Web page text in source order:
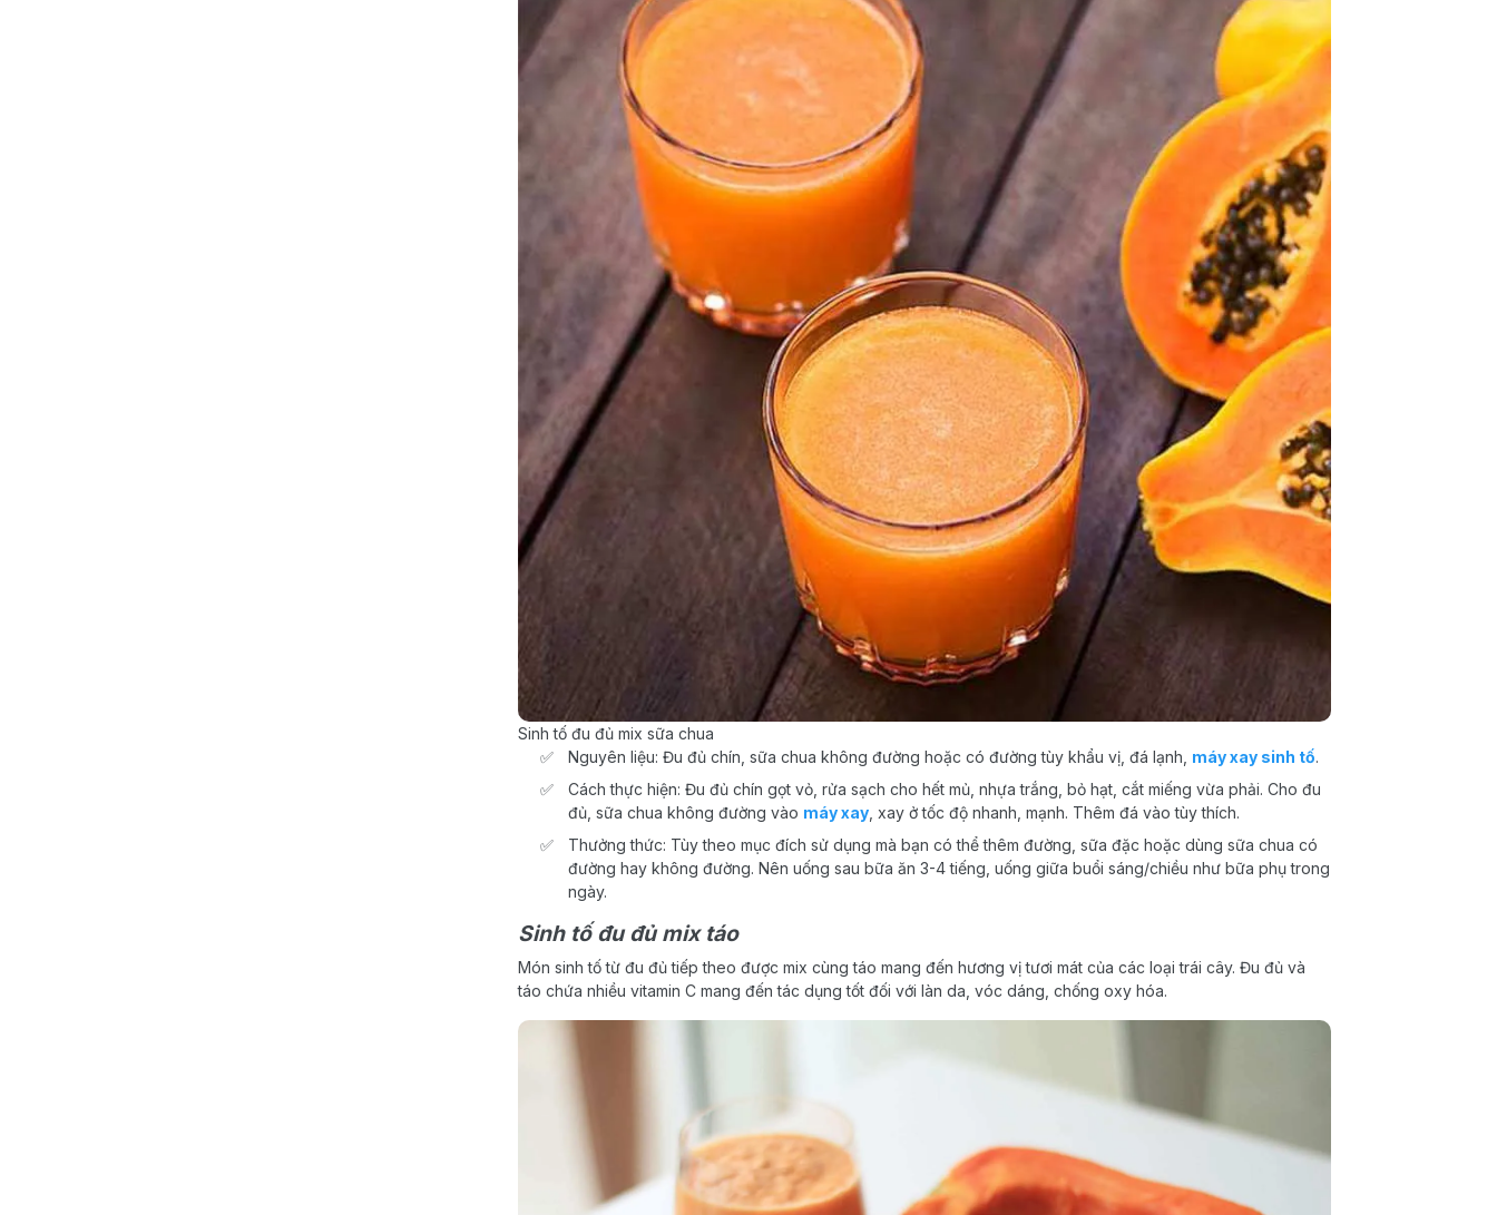
Sinh tố đu đủ mix sữa chua
Nguyên liệu: Đu đủ chín, sữa chua không đường hoặc có đường tùy khẩu vị, đá lạnh, máy xay sinh tố.
Cách thực hiện: Đu đủ chín gọt vỏ, rửa sạch cho hết mủ, nhựa trắng, bỏ hạt, cắt miếng vừa phải. Cho đu
đủ, sữa chua không đường vào máy xay , xay ở tốc độ nhanh, mạnh. Thêm đá vào tùy thích.
Thưởng thức: Tùy theo mục đích sử dụng mà bạn có thể thêm đường, sữa đặc hoặc dùng sữa chua có
đường hay không đường. Nên uống sau bữa ăn 3-4 tiếng, uống giữa buổi sáng/chiều như bữa phụ trong
ngày.
Sinh tố đu đủ mix táo
Món sinh tố từ đu đủ tiếp theo được mix cùng táo mang đến hương vị tươi mát của các loại trái cây. Đu đủ và
táo chứa nhiều vitamin C mang đến tác dụng tốt đối với làn da, vóc dáng, chống oxy hóa.